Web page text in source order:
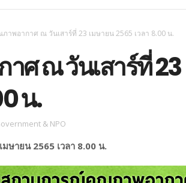
าพอากาศ ณ วันเสาร์ที่ 23 เมษายน 2565 เวลา 8.00 น.
ศ ณ วันเสาร์ที่ 23
น.
& NPO
ษายน 2565 เวลา 8.00 น.